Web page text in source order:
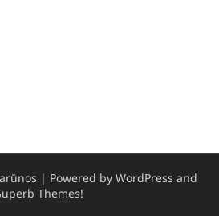
| Powered by WordPress and
Themes!